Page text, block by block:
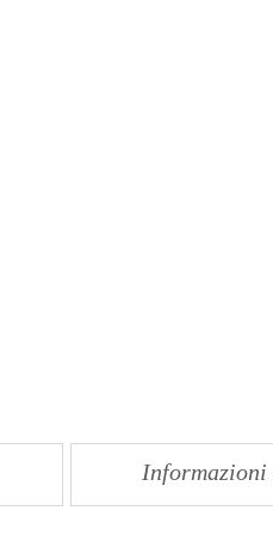
Informazioni